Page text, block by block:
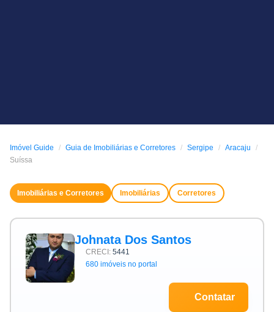
Imóvel Guide Guia de Imobiliárias e Corretores Sergipe
Aracaju
Suíssa
Imobiliárias e Corretores Imobiliárias Corretores
Johnata Dos Santos
CRECI: 5441
680 imóveis no portal
Contatar